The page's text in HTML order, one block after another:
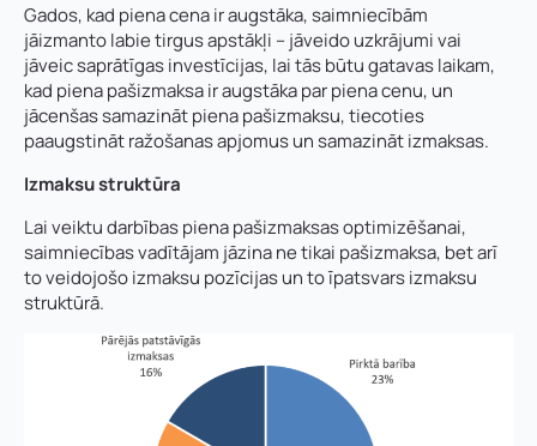
Gados, kad piena cena ir augstāka, saimniecībām
jāizmanto labie tirgus apstākļi – jāveido uzkrājumi vai
jāveic saprātīgas investīcijas, lai tās būtu gatavas laikam,
kad piena pašizmaksa ir augstāka par piena cenu, un
jācenšas samazināt piena pašizmaksu, tiecoties
paaugstināt ražošanas apjomus un samazināt izmaksas.
Izmaksu struktūra
Lai veiktu darbības piena pašizmaksas optimizēšanai,
saimniecības vadītājam jāzina ne tikai pašizmaksa, bet arī
to veidojošo izmaksu pozīcijas un to īpatsvars izmaksu
struktūrā.